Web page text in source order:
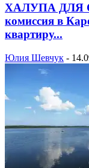
ХАЛУПА ДЛЯ
комиссия в
квартиру...
Юлия Шевчук -